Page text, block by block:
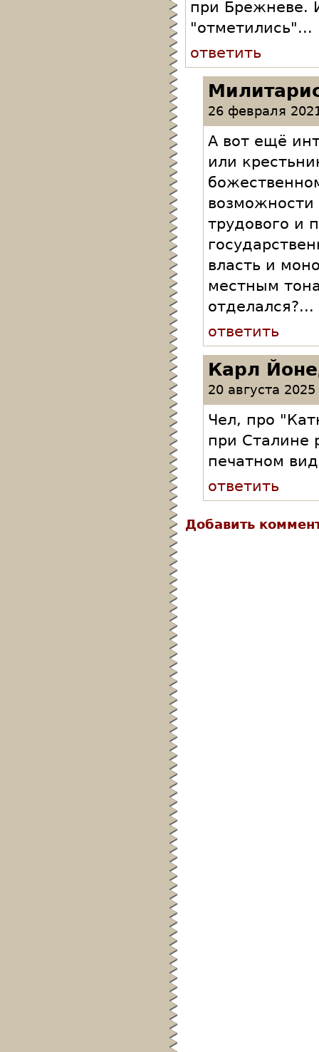
при Брежневе.
"отметились"...
ответить
26 февраля
А вот ещё
или
трудового и
власть и
местным
отделался?...
ответить
Карл
20 августа
Чел, про
при Сталине
печатном
ответить
Добавить